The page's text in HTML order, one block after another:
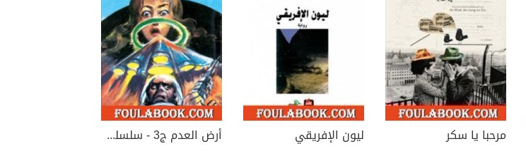
مرحبا يا سكر ليون الإفريقي أرض العدم ج3 - سلسلة ملف المستقبل